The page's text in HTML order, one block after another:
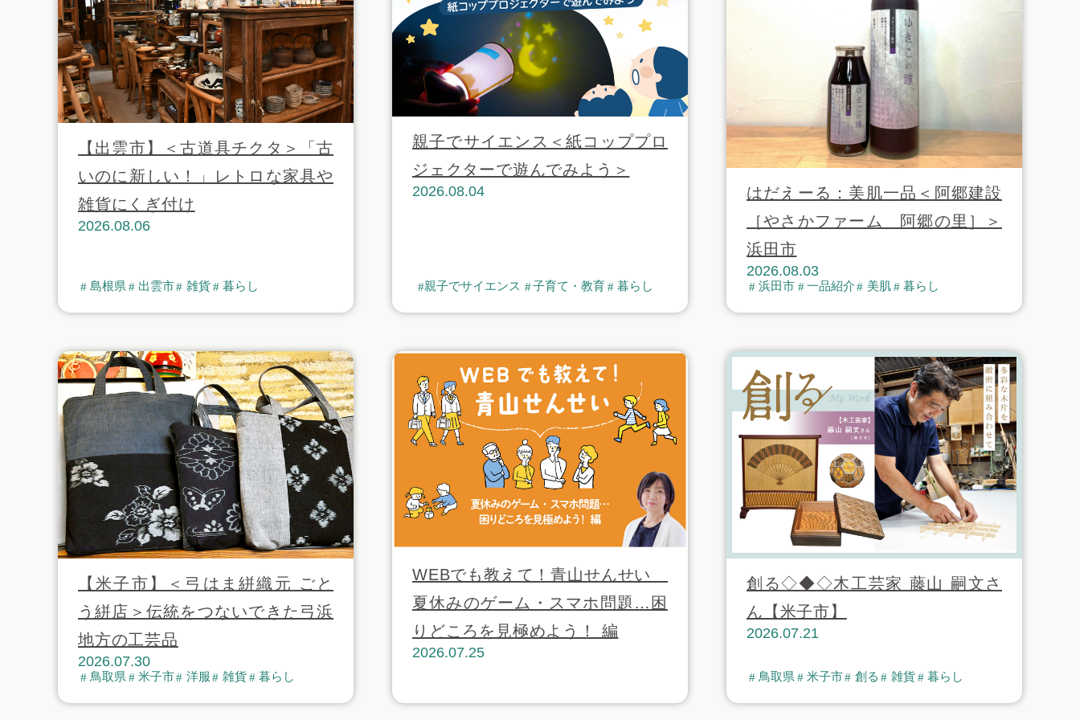
【出雲市】＜古道具チクタ＞「古
いのに新しい！」レトロな家具や
雑貨にくぎ付け
2026.08.06
島根県 出雲市 雑貨 暮らし
親子でサイエンス＜紙コッププロ
ジェクターで遊んでみよう＞
2026.08.04
親子でサイエンス 子育て・教育 暮らし
はだえーる：美肌一品＜阿郷建設
［やさかファーム 阿郷の里］＞
浜田市
2026.08.03
浜田市 一品紹介 美肌 暮らし
【米子市】＜弓はま絣織元 ごと
う絣店＞伝統をつないできた弓浜
地方の工芸品
2026.07.30
鳥取県 米子市 洋服 雑貨 暮らし
WEBでも教えて！青山せんせい
夏休みのゲーム・スマホ問題…困
りどころを見極めよう！ 編
2026.07.25
創る◇◆◇木工芸家 藤山 嗣文さ
ん【米子市】
2026.07.21
鳥取県 米子市 創る 雑貨 暮らし